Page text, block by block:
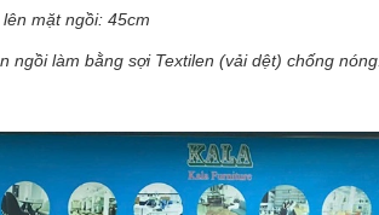
mặt ngồi: 45cm
làm bằng sợi Textilen (vải dệt) chống nóng.